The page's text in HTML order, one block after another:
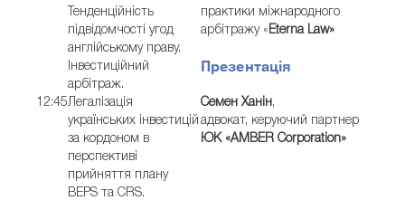
Тенденційність
підвідомчості угод
англійському праву.
Інвестиційний
арбітраж.
практики міжнародного
арбітражу « Eterna Law»
Презентація
12:45Легалізація
українських інвестицій
за кордоном в
перспективі
прийняття плану
BEPS та CRS.
Семен Ханін,
адвокат, керуючий партнер
ЮК «AMBER Corporation»